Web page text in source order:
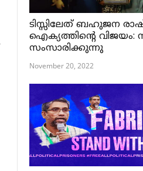
ടിസ്സിലേത് ബഹുജന
ഐക്യത്തിന്റെ വിജയം:
സംസാരിക്കുന്നു
November 20, 2022